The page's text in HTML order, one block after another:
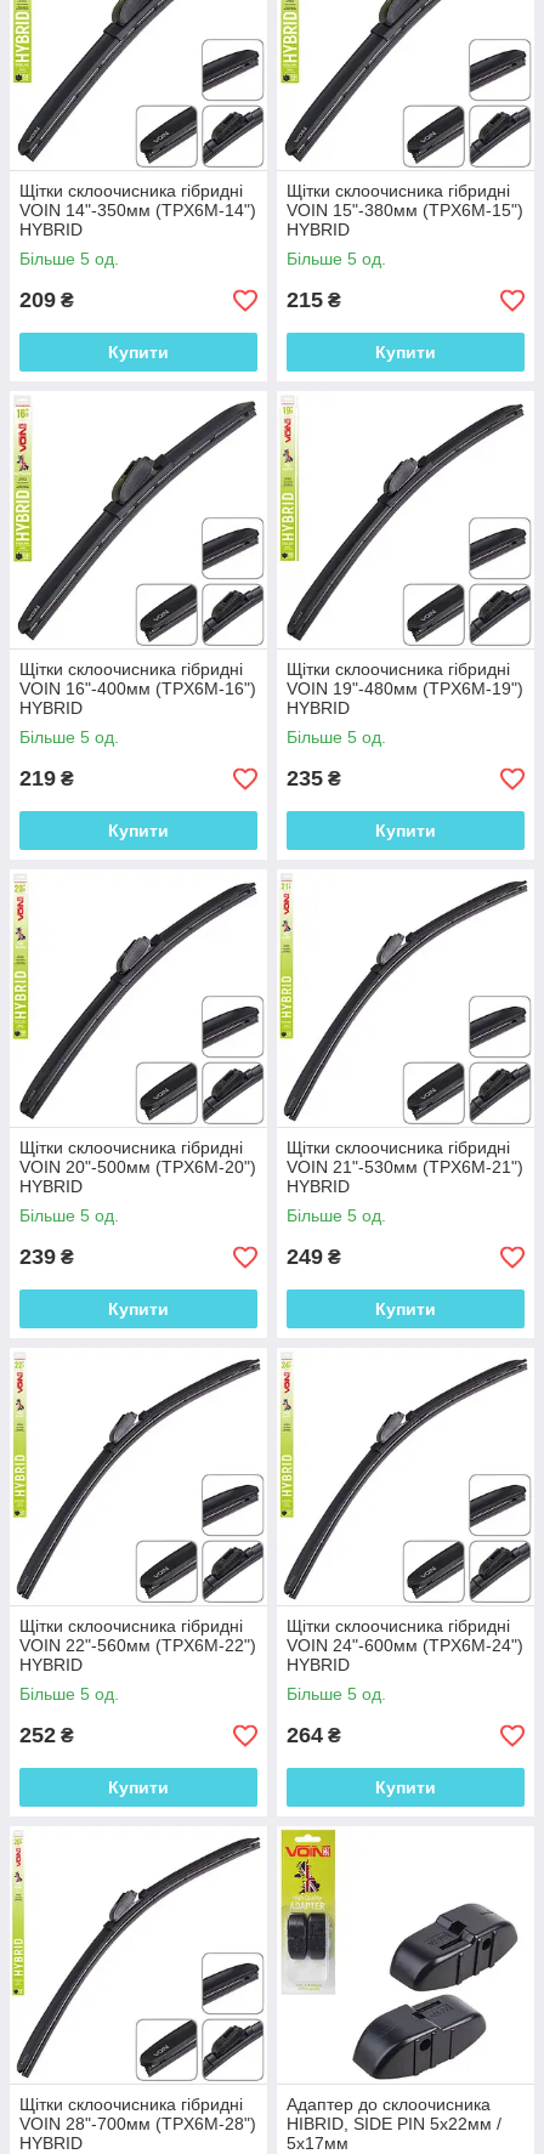
Щітки склоочисника гібридні
VOIN 14"-350мм (TPX6M-14")
HYBRID
Більше 5 од.
209 ₴
Купити
Щітки склоочисника гібридні
VOIN 15"-380мм (TPX6M-15")
HYBRID
Більше 5 од.
215 ₴
Купити
Щітки склоочисника гібридні
VOIN 16"-400мм (TPX6M-16")
HYBRID
Більше 5 од.
219 ₴
Купити
Щітки склоочисника гібридні
VOIN 19"-480мм (TPX6M-19")
HYBRID
Більше 5 од.
235 ₴
Купити
Щітки склоочисника гібридні
VOIN 20"-500мм (TPX6M-20")
HYBRID
Більше 5 од.
239 ₴
Купити
Щітки склоочисника гібридні
VOIN 21"-530мм (TPX6M-21")
HYBRID
Більше 5 од.
249 ₴
Купити
Щітки склоочисника гібридні
VOIN 22"-560мм (TPX6M-22")
HYBRID
Більше 5 од.
252 ₴
Купити
Щітки склоочисника гібридні
VOIN 24"-600мм (TPX6M-24")
HYBRID
Більше 5 од.
264 ₴
Купити
Щітки склоочисника гібридні
VOIN 28"-700мм (TPX6M-28")
HYBRID
Адаптер до склоочисника
HIBRID, SIDE PIN 5x22мм /
5х17мм